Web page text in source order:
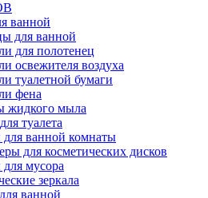
ванной
для ванной
для полотенец
освежителя воздуха
туалетной бумаги
фена
жидкого мыла
туалета
ванной комнаты
для косметических дисков
мусора
зеркала
ванной